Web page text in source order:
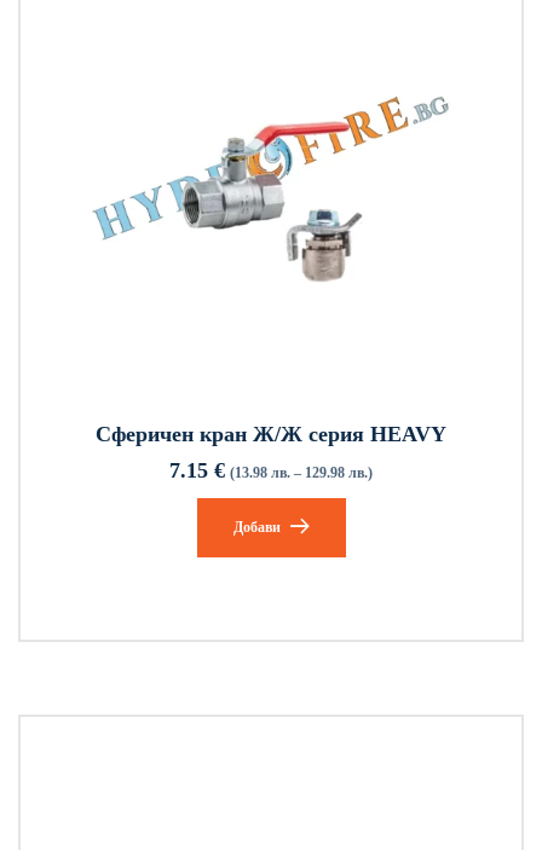
Сферичен кран Ж/Ж серия HEAVY
7.15 € (13.98 лв. – 129.98 лв.)
Добави